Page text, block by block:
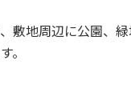
敷地周辺に公園、緑
。